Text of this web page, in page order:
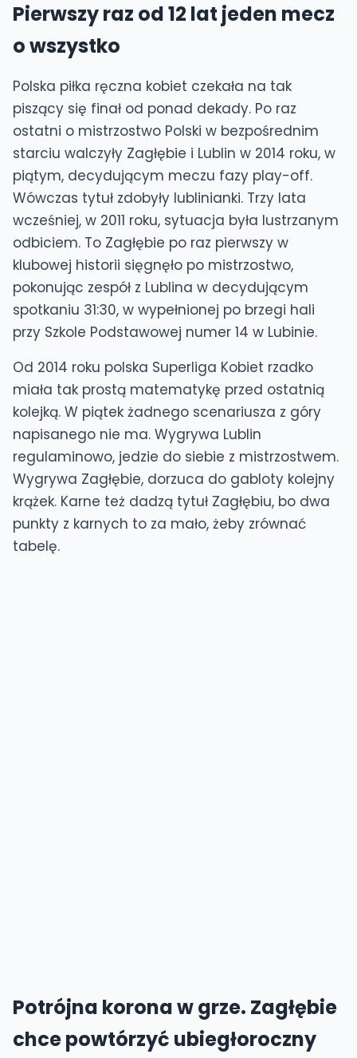
Pierwszy raz od 12 lat jeden mecz
o wszystko
Polska piłka ręczna kobiet czekała na tak
piszący się finał od ponad dekady. Po raz
ostatni o mistrzostwo Polski w bezpośrednim
starciu walczyły Zagłębie i Lublin w 2014 roku, w
piątym, decydującym meczu fazy play-off.
Wówczas tytuł zdobyły lublinianki. Trzy lata
wcześniej, w 2011 roku, sytuacja była lustrzanym
odbiciem. To Zagłębie po raz pierwszy w
klubowej historii sięgnęło po mistrzostwo,
pokonując zespół z Lublina w decydującym
spotkaniu 31:30, w wypełnionej po brzegi hali
przy Szkole Podstawowej numer 14 w Lubinie.
Od 2014 roku polska Superliga Kobiet rzadko
miała tak prostą matematykę przed ostatnią
kolejką. W piątek żadnego scenariusza z góry
napisanego nie ma. Wygrywa Lublin
regulaminowo, jedzie do siebie z mistrzostwem.
Wygrywa Zagłębie, dorzuca do gabloty kolejny
krążek. Karne też dadzą tytuł Zagłębiu, bo dwa
punkty z karnych to za mało, żeby zrównać
tabelę.
Potrójna korona w grze. Zagłębie
chce powtórzyć ubiegłoroczny